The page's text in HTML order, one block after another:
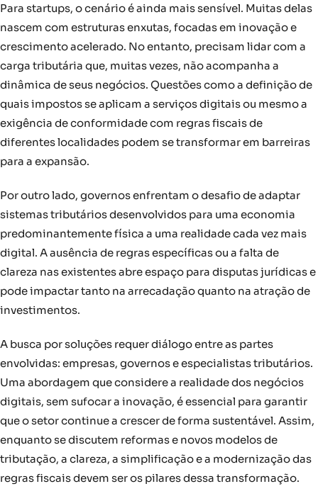
Para startups, o cenário é ainda mais sensível. Muitas delas
nascem com estruturas enxutas, focadas em inovação e
crescimento acelerado. No entanto, precisam lidar com a
carga tributária que, muitas vezes, não acompanha a
dinâmica de seus negócios. Questões como a definição de
quais impostos se aplicam a serviços digitais ou mesmo a
exigência de conformidade com regras fiscais de
diferentes localidades podem se transformar em barreiras
para a expansão.
Por outro lado, governos enfrentam o desafio de adaptar
sistemas tributários desenvolvidos para uma economia
predominantemente física a uma realidade cada vez mais
digital. A ausência de regras específicas ou a falta de
clareza nas existentes abre espaço para disputas jurídicas e
pode impactar tanto na arrecadação quanto na atração de
investimentos.
A busca por soluções requer diálogo entre as partes
envolvidas: empresas, governos e especialistas tributários.
Uma abordagem que considere a realidade dos negócios
digitais, sem sufocar a inovação, é essencial para garantir
que o setor continue a crescer de forma sustentável. Assim,
enquanto se discutem reformas e novos modelos de
tributação, a clareza, a simplificação e a modernização das
regras fiscais devem ser os pilares dessa transformação.